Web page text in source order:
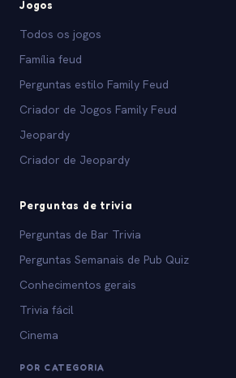
Jogos
Todos os jogos
Família feud
Perguntas estilo Family Feud
Criador de Jogos Family Feud
Jeopardy
Criador de Jeopardy
Perguntas de trivia
Perguntas de Bar Trivia
Perguntas Semanais de Pub Quiz
Conhecimentos gerais
Trivia fácil
Cinema
POR CATEGORIA